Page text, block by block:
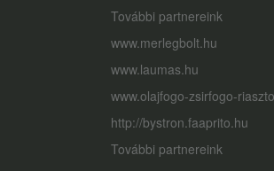
További partnereink
www.merlegbolt.hu
www.laumas.hu
www.olajfogo-zsirfogo-
http://bystron.faaprito.hu
További partnereink